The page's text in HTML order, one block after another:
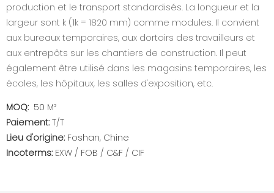
production et le transport standardisés. La longueur et la
largeur sont k (1k = 1820 mm) comme modules. Il convient
aux bureaux temporaires, aux dortoirs des travailleurs et
aux entrepôts sur les chantiers de construction. Il peut
également être utilisé dans les magasins temporaires, les
écoles, les hôpitaux, les salles d'exposition, etc.
MOQ: 50 M²
Paiement: T/T
Lieu d'origine: Foshan, Chine
Incoterms: EXW / FOB / C&F / CIF